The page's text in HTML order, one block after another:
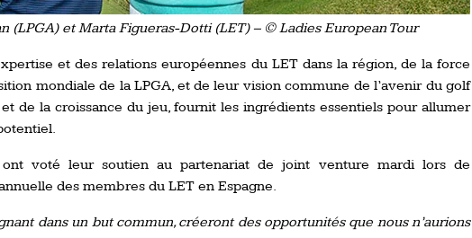
(LPGA) et Marta Figueras-Dotti (LET) – © Ladies European Tour
et des relations européennes du LET dans la région, de la force
mondiale de la LPGA, et de leur vision commune de l’avenir du golf
de la croissance du jeu, fournit les ingrédients essentiels pour allumer
voté leur soutien au partenariat de joint venture mardi lors de
des membres du LET en Espagne.
dans un but commun, créeront des opportunités que nous n’aurions